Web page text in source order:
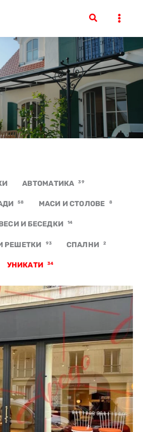
АВТОМАТИКА 39
58 МАСИ И СТОЛОВЕ 8
И БЕСЕДКИ 14
РЕШЕТКИ 93 СПАЛНИ 2
УНИКАТИ 34